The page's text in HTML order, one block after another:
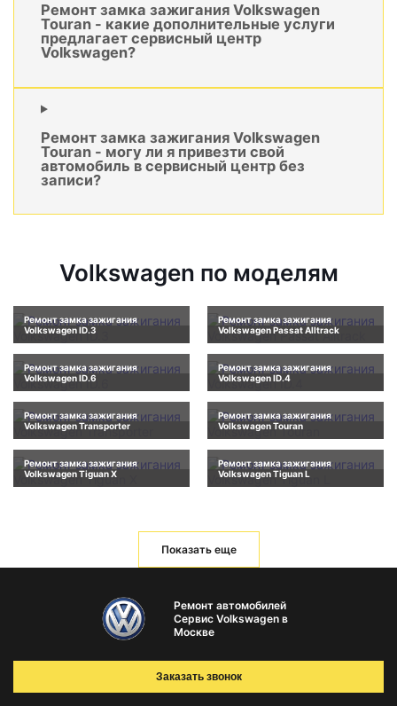
Ремонт замка зажигания Volkswagen
Touran - какие дополнительные услуги
предлагает сервисный центр
Volkswagen?
Ремонт замка зажигания Volkswagen
Touran - могу ли я привезти свой
автомобиль в сервисный центр без
записи?
Volkswagen по моделям
Ремонт замка зажигания
Volkswagen ID.3
Ремонт замка зажигания
Volkswagen Passat Alltrack
Ремонт замка зажигания
Volkswagen ID.6
Ремонт замка зажигания
Volkswagen ID.4
Ремонт замка зажигания
Volkswagen Transporter
Ремонт замка зажигания
Volkswagen Touran
Ремонт замка зажигания
Volkswagen Tiguan X
Ремонт замка зажигания
Volkswagen Tiguan L
Показать еще
Ремонт автомобилей
Сервис Volkswagen в
Москве
Заказать звонок